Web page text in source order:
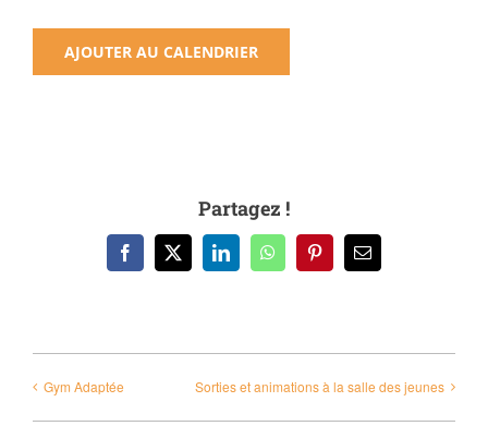
AJOUTER AU CALENDRIER
Partagez !
Facebook
X LinkedInWhatsAppPinterestEmail
Gym Adaptée Sorties et animations à la salle des jeunes